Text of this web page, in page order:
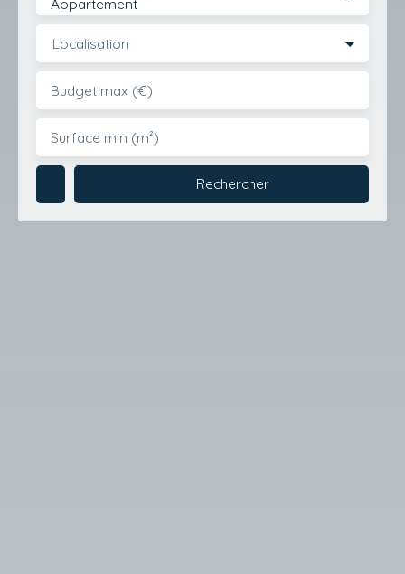
Localisation
Budget max (€)
Surface min (m²)
Rechercher